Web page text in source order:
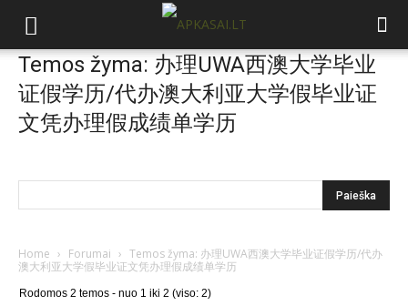
Temos žyma: 办理UWA西澳大学毕业
证假学历/代办澳大利亚大学假毕业证
文凭办理假成绩单学历
Home › Forumai › Temos žyma: 办理UWA西澳大学毕业证假学历/代办
澳大利亚大学假毕业证文凭办理假成绩单学历
Rodomos 2 temos - nuo 1 iki 2 (viso: 2)